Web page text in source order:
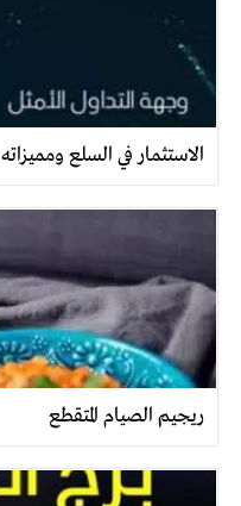
الاستثمار في السلع ومميزاته
ريجيم الصيام المتقطع